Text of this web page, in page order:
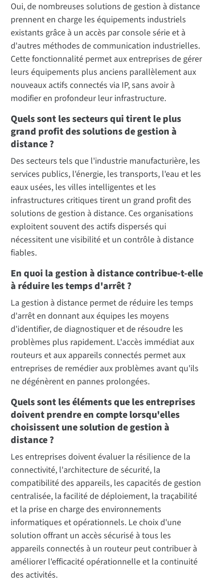
Oui, de nombreuses solutions de gestion à distance
prennent en charge les équipements industriels
existants grâce à un accès par console série et à
d'autres méthodes de communication industrielles.
Cette fonctionnalité permet aux entreprises de gérer
leurs équipements plus anciens parallèlement aux
nouveaux actifs connectés via IP, sans avoir à
modifier en profondeur leur infrastructure.
Quels sont les secteurs qui tirent le plus
grand profit des solutions de gestion à
distance ?
Des secteurs tels que l'industrie manufacturière, les
services publics, l'énergie, les transports, l'eau et les
eaux usées, les villes intelligentes et les
infrastructures critiques tirent un grand profit des
solutions de gestion à distance. Ces organisations
exploitent souvent des actifs dispersés qui
nécessitent une visibilité et un contrôle à distance
fiables.
En quoi la gestion à distance contribue-t-elle
à réduire les temps d'arrêt ?
La gestion à distance permet de réduire les temps
d'arrêt en donnant aux équipes les moyens
d'identifier, de diagnostiquer et de résoudre les
problèmes plus rapidement. L'accès immédiat aux
routeurs et aux appareils connectés permet aux
entreprises de remédier aux problèmes avant qu'ils
ne dégénèrent en pannes prolongées.
Quels sont les éléments que les entreprises
doivent prendre en compte lorsqu'elles
choisissent une solution de gestion à
distance ?
Les entreprises doivent évaluer la résilience de la
connectivité, l'architecture de sécurité, la
compatibilité des appareils, les capacités de gestion
centralisée, la facilité de déploiement, la traçabilité
et la prise en charge des environnements
informatiques et opérationnels. Le choix d'une
solution offrant un accès sécurisé à tous les
appareils connectés à un routeur peut contribuer à
améliorer l'efficacité opérationnelle et la continuité
des activités.